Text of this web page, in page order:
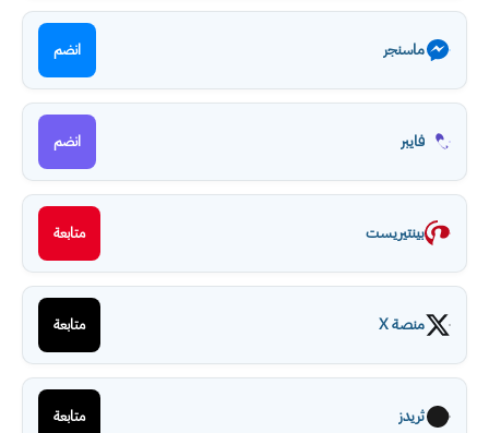
ماسنجر انضم
فايبر انضم
بينتيريست متابعة
منصة X متابعة
ثريدز متابعة